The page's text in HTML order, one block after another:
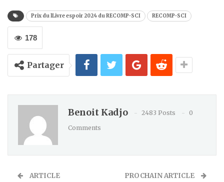
Prix du lLivre espoir 2024 du RECOMP-SCI RECOMP-SCI
178
Partager
Benoit Kadjo 2483 Posts
0
Comments
ARTICLE
PROCHAIN ARTICLE